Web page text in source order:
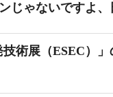
じゃないですよ、
技術展（ESEC）